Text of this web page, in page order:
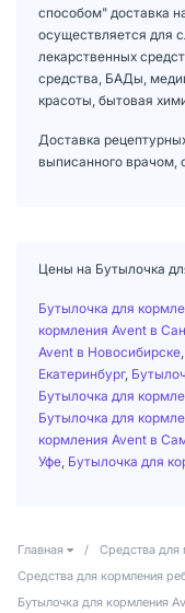
способом" доставка
осуществляется для
лекарственных
средства, БАДы,
красоты, бытовая
Доставка
выписанного
Цены на Бутылочка
Бутылочка для
кормления Avent в
Avent в Новосибирске
Екатеринбург,
Бутылочка для
Бутылочка для
кормления Avent в
Уфе Бутылочка для
Главная / Средства для
Средства для кормления
Бутылочка для кормления